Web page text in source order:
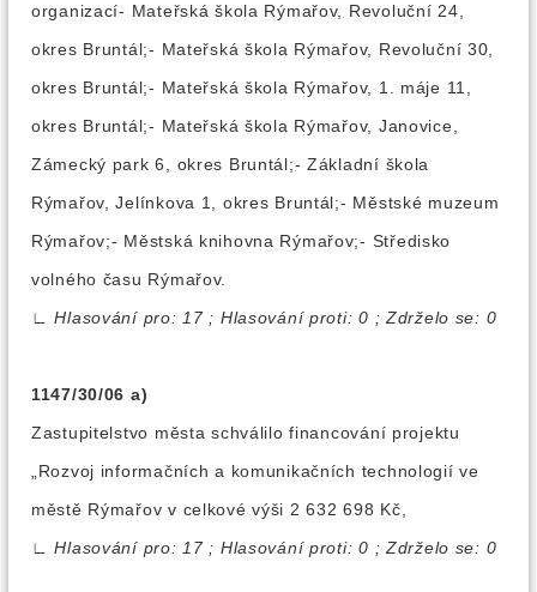
organizací- Mateřská škola Rýmařov, Revoluční 24,
okres Bruntál;- Mateřská škola Rýmařov, Revoluční 30,
okres Bruntál;- Mateřská škola Rýmařov, 1. máje 11,
okres Bruntál;- Mateřská škola Rýmařov, Janovice,
Zámecký park 6, okres Bruntál;- Základní škola
Rýmařov, Jelínkova 1, okres Bruntál;- Městské muzeum
Rýmařov;- Městská knihovna Rýmařov;- Středisko
volného času Rýmařov.
∟
Hlasování pro: 17 ; Hlasování proti: 0 ; Zdrželo se: 0
1147/30/06 a)
Zastupitelstvo města schválilo financování projektu
„Rozvoj informačních a komunikačních technologií ve
městě Rýmařov v celkové výši 2 632 698 Kč,
∟
Hlasování pro: 17 ; Hlasování proti: 0 ; Zdrželo se: 0